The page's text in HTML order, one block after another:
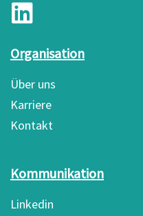
Organisation
Über uns
Karriere
Kontakt
Kommunikation
Linkedin